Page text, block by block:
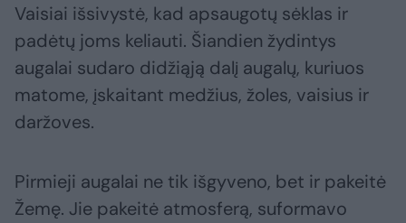
Vaisiai išsivystė, kad apsaugotų sėklas ir
padėtų joms keliauti. Šiandien žydintys
augalai sudaro didžiąją dalį augalų, kuriuos
matome, įskaitant medžius, žoles, vaisius ir
daržoves.
Pirmieji augalai ne tik išgyveno, bet ir pakeitė
Žemę. Jie pakeitė atmosferą, suformavo